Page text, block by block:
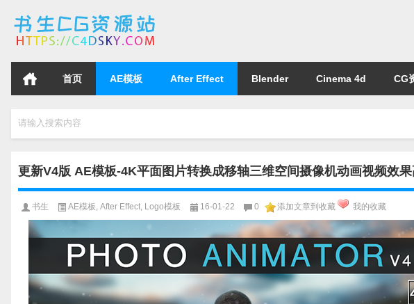
首页 AE模板 After Effect Blender Cinema 4d CG
请输入搜索内容
更新V4版 AE模板-4K平面图片转换成移轴三维空间摄像机动画视频效
书生 AE模板 , After Effect, Logo模板 16-01-22 0 添加文章到收藏 我的收藏